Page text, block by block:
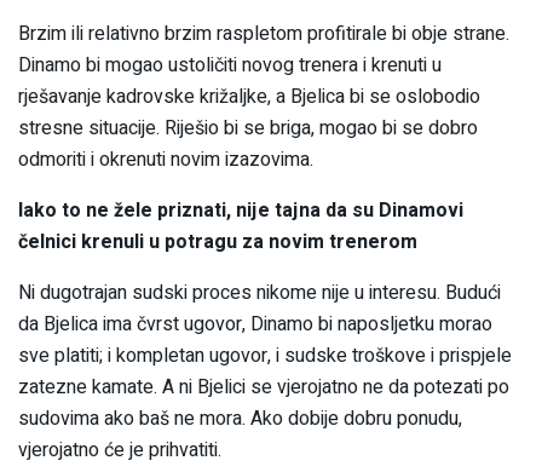
Brzim ili relativno brzim raspletom profitirale bi obje strane.
Dinamo bi mogao ustoličiti novog trenera i krenuti u
rješavanje kadrovske križaljke, a Bjelica bi se oslobodio
stresne situacije. Riješio bi se briga, mogao bi se dobro
odmoriti i okrenuti novim izazovima.
Iako to ne žele priznati, nije tajna da su Dinamovi
čelnici krenuli u potragu za novim trenerom
Ni dugotrajan sudski proces nikome nije u interesu. Budući
da Bjelica ima čvrst ugovor, Dinamo bi naposljetku morao
sve platiti; i kompletan ugovor, i sudske troškove i prispjele
zatezne kamate. A ni Bjelici se vjerojatno ne da potezati po
sudovima ako baš ne mora. Ako dobije dobru ponudu,
vjerojatno će je prihvatiti.